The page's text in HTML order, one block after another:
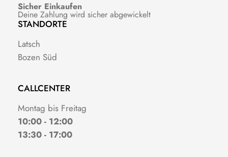
Sicher Einkaufen
Deine Zahlung wird sicher abgewickelt
STANDORTE
Latsch
Bozen Süd
CALLCENTER
Montag bis Freitag
10:00 - 12:00
13:30 - 17:00